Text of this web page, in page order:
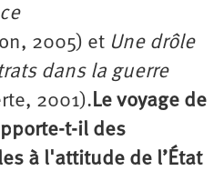
2005) et Une drôle
dans la guerre
2001).Le voyage de
t-il des
à l'attitude de l’État